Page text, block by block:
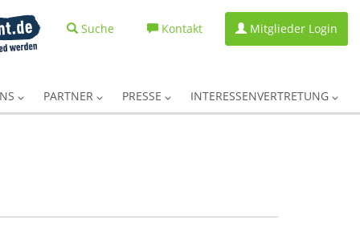
Suche Kontakt Mitglieder Login
PARTNER PRESSE INTERESSENVERTRETUNG